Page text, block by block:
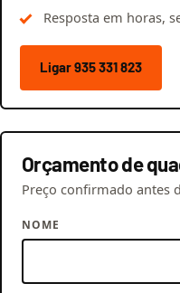
Resposta em horas,
Ligar 935 331 823
Orçamento de
Preço confirmado antes
NOME